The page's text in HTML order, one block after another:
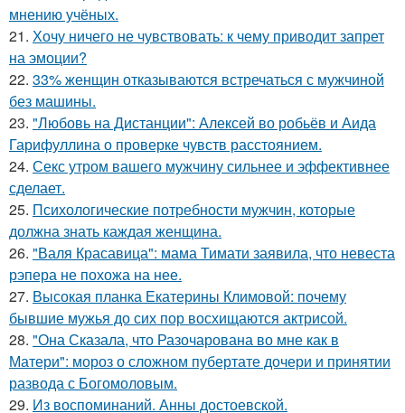
мнению учёных.
21. Хочу ничего не чувствовать: к чему приводит запрет
на эмоции?
22. 33% женщин отказываются встречаться с мужчиной
без машины.
23. "Любовь на Дистанции": Алексей во робьёв и Аида
Гарифуллина о проверке чувств расстоянием.
24. Секс утром вашего мужчину сильнее и эффективнее
сделает.
25. Психологические потребности мужчин, которые
должна знать каждая женщина.
26. "Валя Красавица": мама Тимати заявила, что невеста
рэпера не похожа на нее.
27. Высокая планка Екатерины Климовой: почему
бывшие мужья до сих пор восхищаются актрисой.
28. "Она Сказала, что Разочарована во мне как в
Матери": мороз о сложном пубертате дочери и принятии
развода с Богомоловым.
29. Из воспоминаний. Анны достоевской.